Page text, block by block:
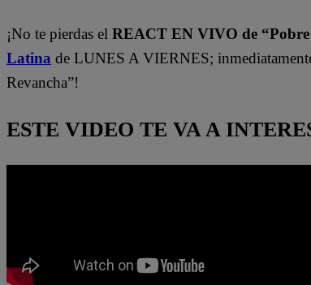
¡No te pierdas el REACT EN VIVO de
Latina de LUNES A VIERNES;
Revancha”!
ESTE VIDEO TE VA A